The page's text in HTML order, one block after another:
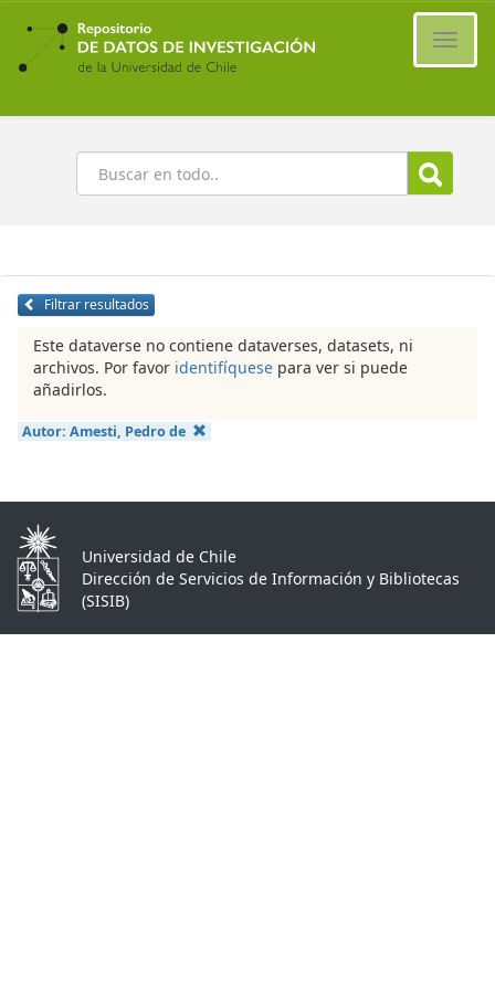
Ir
contenido
principal
Buscar
Filtrar resultados
Este dataverse no contiene dataverses, datasets, ni
archivos. Por favor identifíquese para ver si puede
añadirlos.
Autor: Amesti, Pedro de
Universidad de Chile
Dirección de Servicios de Información y Bibliotecas
(SISIB)